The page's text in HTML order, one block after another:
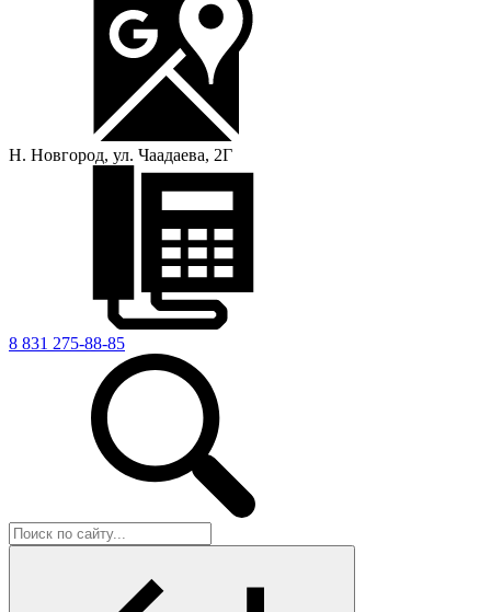
Н. Новгород, ул. Чаадаева, 2Г
8 831 275-88-85